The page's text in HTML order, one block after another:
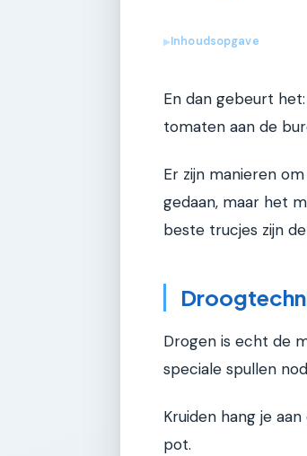
▶Inhoudsopgave
En dan gebeurt
tomaten aan de
Er zijn manieren
gedaan, maar het
beste trucjes zijn
Drogen is echt de
speciale spullen
Kruiden hang je
pot.